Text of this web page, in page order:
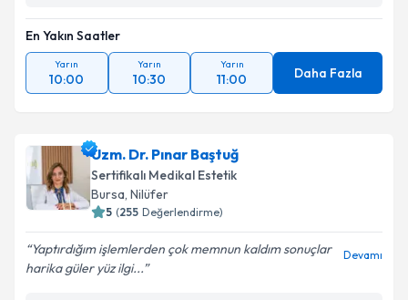
En Yakın Saatler
Yarın
10:00
Yarın
10:30
Yarın
11:00 Daha Fazla
Uzm. Dr. Pınar Baştuğ
Sertifikalı Medikal Estetik
Bursa, Nilüfer
5 (255 Değerlendirme)
Yaptırdığım işlemlerden çok memnun kaldım sonuçlar
harika güler yüz ilgi...
Devamı